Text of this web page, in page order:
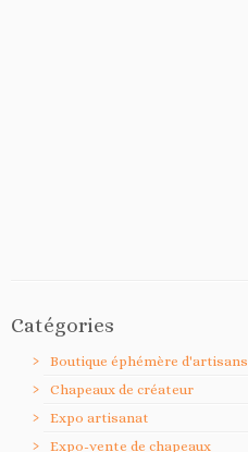
Catégories
Boutique éphémère d'artisans
Chapeaux de créateur
Expo artisanat
Expo-vente de chapeaux